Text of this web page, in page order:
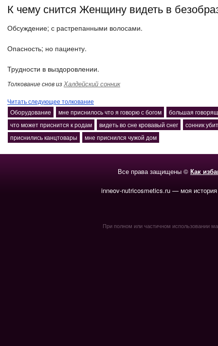
К чему снится Женщину видеть в
Обсуждение; с растрепанными волосами.
Опасность; но пациенту.
Трудности в выздоровлении.
Толкование снов изХалдейский сонник
Читать следующее толкование
Оборудование
мне приснилось что я говорю с богом
большая
что может приснится к родам
видеть во сне кровавый снег
сонник
приснились канцтовары
мне приснился чужой дом
Все права защищены © Как
inneov-nutricosmetics.ru — моя
При полном или частичном использовании